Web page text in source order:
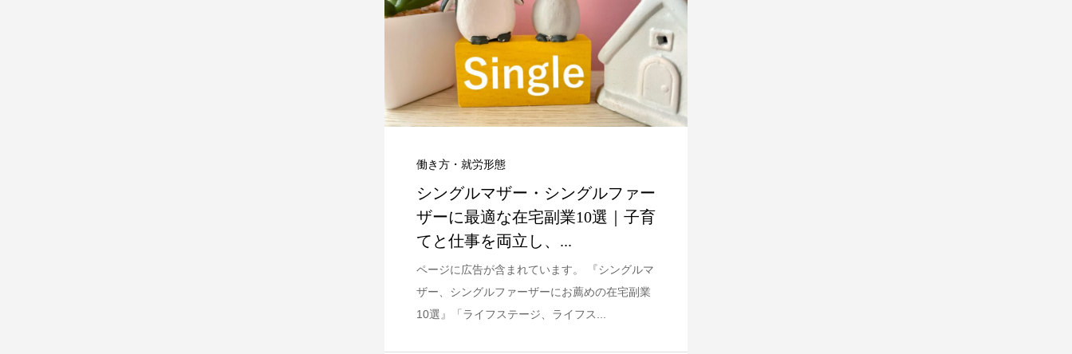
働き方・就労形態
シングルマザー・シングルファー
ザーに最適な在宅副業10選｜子育
てと仕事を両立し、...
ページに広告が含まれています。 『シングルマ
ザー、シングルファーザーにお薦めの在宅副業
10選』「ライフステージ、ライフス...